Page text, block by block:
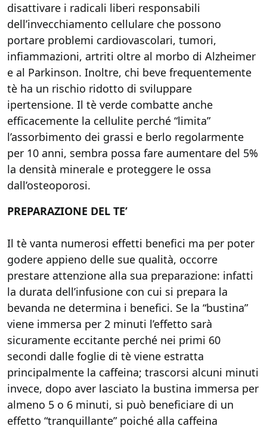
disattivare i radicali liberi responsabili
dell’invecchiamento cellulare che possono
portare problemi cardiovascolari, tumori,
infiammazioni, artriti oltre al morbo di Alzheimer
e al Parkinson. Inoltre, chi beve frequentemente
tè ha un rischio ridotto di sviluppare
ipertensione. Il tè verde combatte anche
efficacemente la cellulite perché “limita”
l’assorbimento dei grassi e berlo regolarmente
per 10 anni, sembra possa fare aumentare del 5%
la densità minerale e proteggere le ossa
dall’osteoporosi.
PREPARAZIONE DEL TE’
Il tè vanta numerosi effetti benefici ma per poter
godere appieno delle sue qualità, occorre
prestare attenzione alla sua preparazione: infatti
la durata dell’infusione con cui si prepara la
bevanda ne determina i benefici. Se la “bustina”
viene immersa per 2 minuti l’effetto sarà
sicuramente eccitante perché nei primi 60
secondi dalle foglie di tè viene estratta
principalmente la caffeina; trascorsi alcuni minuti
invece, dopo aver lasciato la bustina immersa per
almeno 5 o 6 minuti, si può beneficiare di un
effetto “tranquillante” poiché alla caffeina